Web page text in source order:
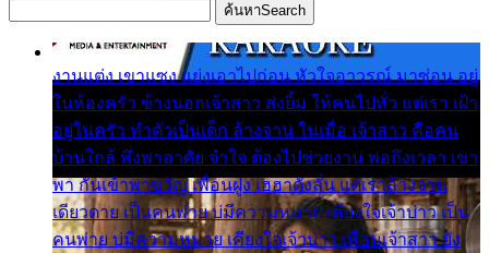
ค้นหาSearch
งานแต่ง เขาแซง แย่งเอาไปก่อน หัวใจอาวรณ์ มาซ่อน อยู่
ในห้องครัว ข้างนอกเจ้าสาว ส่งยิ้ม ให้คนไปทั่ว แต่เรา เฝ้า
อยู่ในครัว ทำตัวเป็นเด็ก ล้างจาน ในเมื่อ เจ้าสาว คือคน
บ้านใกล้ พึ่งพาอาศัย จำใจ ต้องไปช่วยงาน พอถึงเวลา เขา
พา กันเข้าพาขวัญ เพื่อนฝูง เฮฮาดังลั่น แต่เราล้างจาน
เดียวดาย เป็นคนพ่าย บ่มีความหมาย เคียงใจเจ้าบ่าว เป็น
คนพ่าย บ่มีความหมาย เคียงใจเจ้าบ่าว เพื่อนเจ้าสาว ยัง